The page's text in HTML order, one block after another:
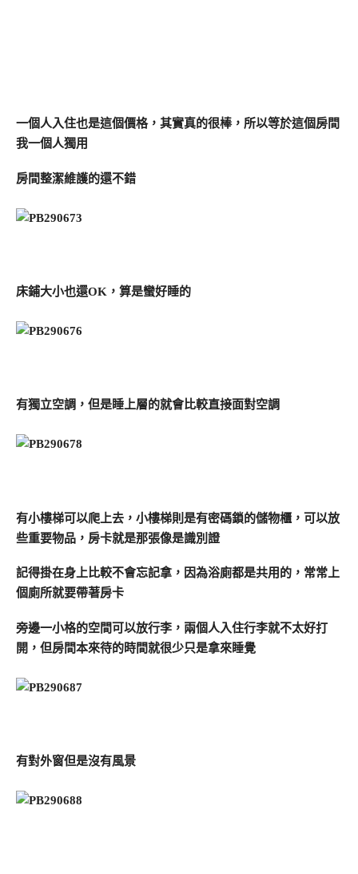
一個人入住也是這個價格，其實真的很棒，所以等於這個房間
我一個人獨用
房間整潔維護的還不錯
床鋪大小也還OK，算是蠻好睡的
有獨立空調，但是睡上層的就會比較直接面對空調
有小樓梯可以爬上去，小樓梯則是有密碼鎖的儲物櫃，可以放
些重要物品，房卡就是那張像是識別證
記得掛在身上比較不會忘記拿，因為浴廁都是共用的，常常上
個廁所就要帶著房卡
旁邊一小格的空間可以放行李，兩個人入住行李就不太好打
開，但房間本來待的時間就很少只是拿來睡覺
有對外窗但是沒有風景